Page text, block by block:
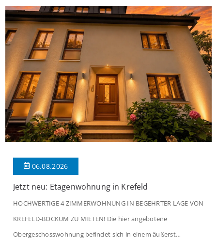
06.08.2026
Jetzt neu: Etagenwohnung in Krefeld
HOCHWERTIGE 4 ZIMMERWOHNUNG IN BEGEHRTER LAGE VON
KREFELD-BOCKUM ZU MIETEN! Die hier angebotene
Obergeschosswohnung befindet sich in einem äußerst